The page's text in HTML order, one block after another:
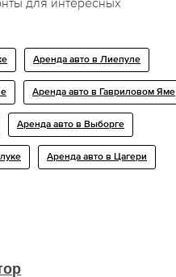
Аренда авто в Лиепуле
Аренда авто в Гавриловом Яме
Аренда авто в Выборге
Аренда авто в Цагери